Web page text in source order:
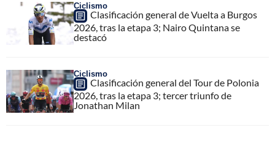
Ciclismo
Clasificación general de Vuelta a Burgos
2026, tras la etapa 3; Nairo Quintana se
destacó
Ciclismo
Clasificación general del Tour de Polonia
2026, tras la etapa 3; tercer triunfo de
Jonathan Milan